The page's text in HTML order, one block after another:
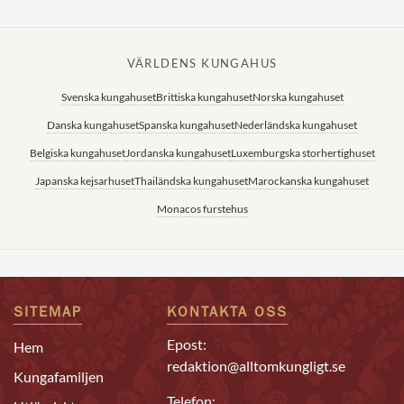
VÄRLDENS KUNGAHUS
Svenska kungahusetBrittiska kungahusetNorska kungahuset
Danska kungahusetSpanska kungahusetNederländska kungahuset
Belgiska kungahusetJordanska kungahusetLuxemburgska storhertighuset
Japanska kejsarhusetThailändska kungahusetMarockanska kungahuset
Monacos furstehus
SITEMAP
Hem
Kungafamiljen
KONTAKTA OSS
Epost:
redaktion@alltomkungligt.se